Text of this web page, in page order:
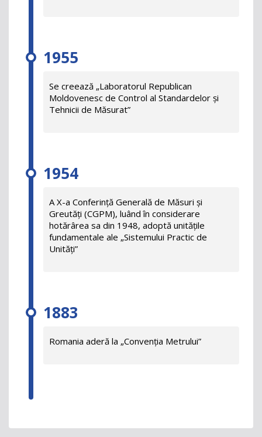
1955
Se creează „Laboratorul Republican
Moldovenesc de Control al Standardelor și
Tehnicii de Măsurat”
1954
A X-a Conferință Generală de Măsuri și
Greutăți (CGPM), luând în considerare
hotărârea sa din 1948, adoptă unitățile
fundamentale ale „Sistemului Practic de
Unități”
1883
Romania aderă la „Convenția Metrului”